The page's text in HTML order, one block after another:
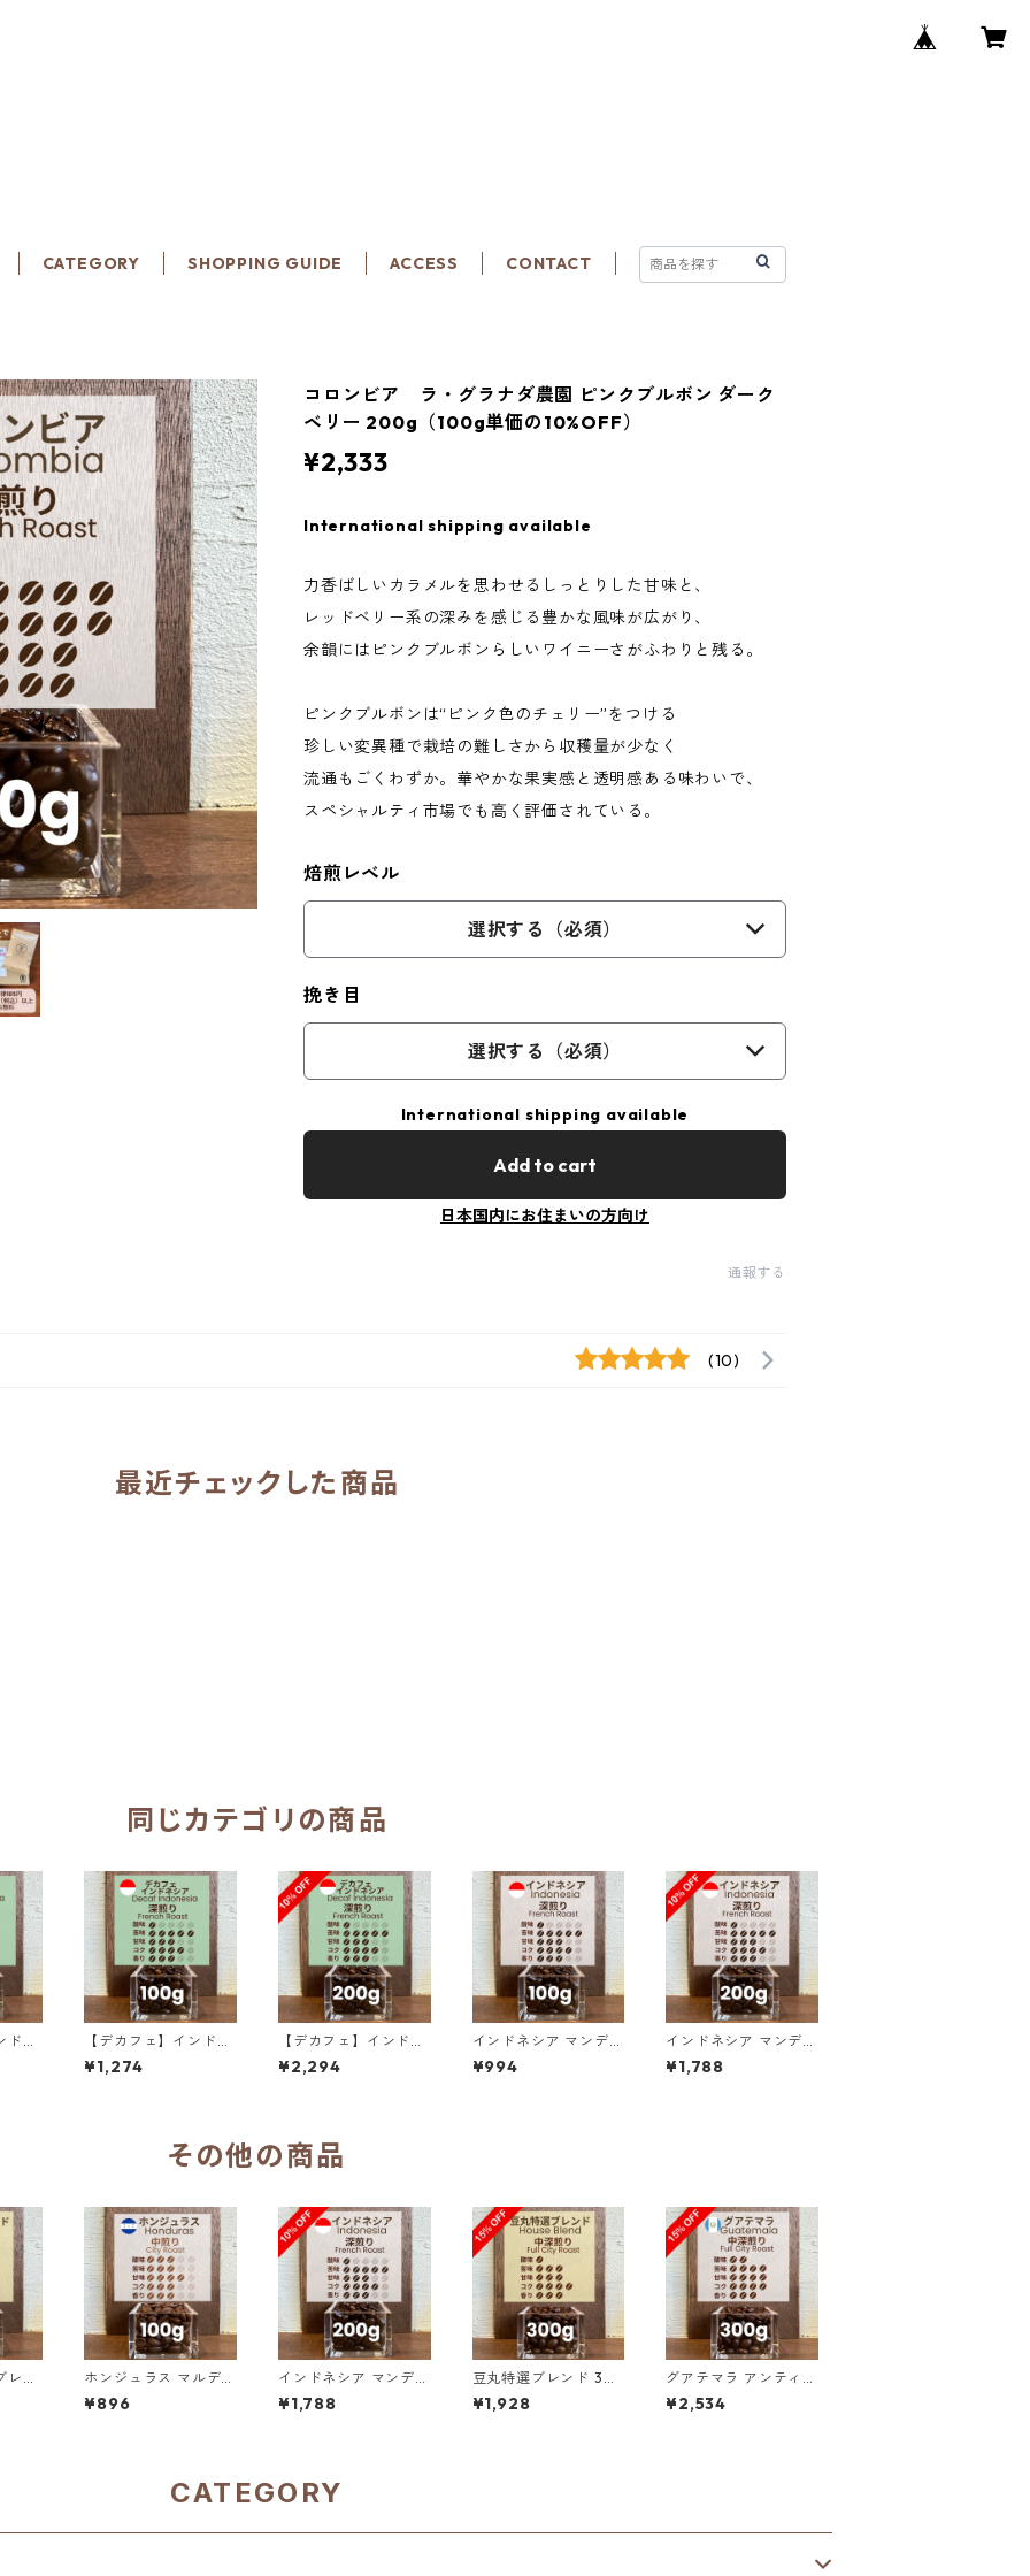
CATEGORY SHOPPING GUIDE ACCESS CONTACT
コロンビア ラ・グラナダ農園 ピンクブルボン ダーク
ベリー 200g（100g単価の10%OFF）
¥2,333
International shipping available
力香ばしいカラメルを思わせるしっとりした甘味と、
レッドベリー系の深みを感じる豊かな風味が広がり、
余韻にはピンクブルボンらしいワイニーさがふわりと残る。
ピンクブルボンは“ピンク色のチェリー”をつける
珍しい変異種で栽培の難しさから収穫量が少なく
流通もごくわずか。華やかな果実感と透明感ある味わいで、
スペシャルティ市場でも高く評価されている。
焙煎レベル
選択する（必須）
挽き目
選択する（必須）
International shipping available
Add to cart
日本国内にお住まいの方向け
通報する
(10)
最近チェックした商品
同じカテゴリの商品
ドネ
【デカフェ】インドネ
シア マンデリンG1 リ
ントン ラトゥ 100g
¥1,274
【デカフェ】インドネ
シア マンデリンG1 リ
ントン ラトゥ 200g
¥2,294
インドネシア マンデリ
ンG1 リントン ラトゥ
ダブルピック 100g
¥994
インドネシア マンデリ
ンG1 リントン ラトゥ
ダブルピック 200g
¥1,788
その他の商品
ン
ホンジュラス マルデ
ン・ロペス農園 SHG
サン・マヌエル 100g
¥896
インドネシア マンデリ
ンG1 リントン ラトゥ
ダブルピック 200g
¥1,788
豆丸特選ブレンド 30
0g（100g単価の15%
OFF）
¥1,928
グアテマラ アンティグ
ア ラス・ヌベス農園
レッドブルボン100％
¥2,534
CATEGORY